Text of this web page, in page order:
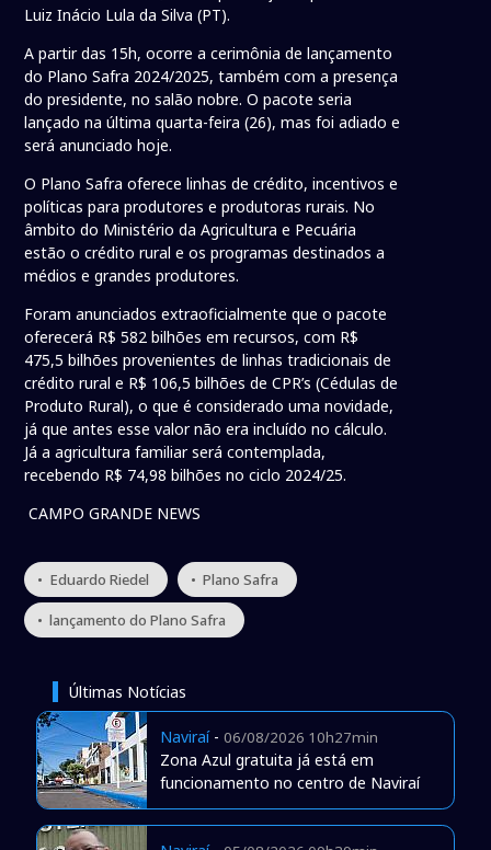
Luiz Inácio Lula da Silva (PT).
A partir das 15h, ocorre a cerimônia de lançamento
do Plano Safra 2024/2025, também com a presença
do presidente, no salão nobre. O pacote seria
lançado na última quarta-feira (26), mas foi adiado e
será anunciado hoje.
O Plano Safra oferece linhas de crédito, incentivos e
políticas para produtores e produtoras rurais. No
âmbito do Ministério da Agricultura e Pecuária
estão o crédito rural e os programas destinados a
médios e grandes produtores.
Foram anunciados extraoficialmente que o pacote
oferecerá R$ 582 bilhões em recursos, com R$
475,5 bilhões provenientes de linhas tradicionais de
crédito rural e R$ 106,5 bilhões de CPR’s (Cédulas de
Produto Rural), o que é considerado uma novidade,
já que antes esse valor não era incluído no cálculo.
Já a agricultura familiar será contemplada,
recebendo R$ 74,98 bilhões no ciclo 2024/25.
CAMPO GRANDE NEWS
• Eduardo Riedel • Plano Safra
• lançamento do Plano Safra
Últimas Notícias
Naviraí- 06/08/2026 10h27min
Zona Azul gratuita já está em
funcionamento no centro de Naviraí